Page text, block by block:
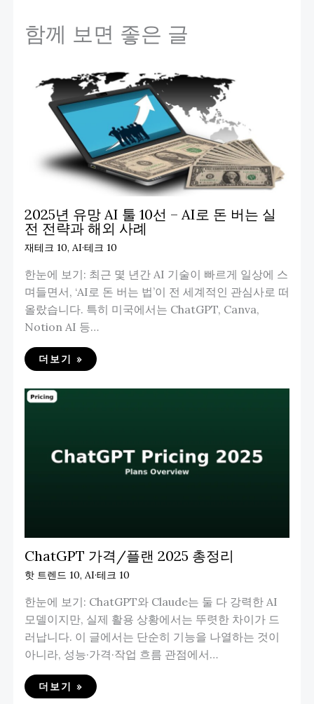
함께 보면 좋은 글
2025년 유망 AI 툴 10선 – AI로 돈 버는 실
전 전략과 해외 사례
재테크 10, AI·테크 10
한눈에 보기: 최근 몇 년간 AI 기술이 빠르게 일상에 스
며들면서, ‘AI로 돈 버는 법’이 전 세계적인 관심사로 떠
올랐습니다. 특히 미국에서는 ChatGPT, Canva,
Notion AI 등…
더보기 »
ChatGPT 가격/플랜 2025 총정리
핫 트렌드 10, AI·테크 10
한눈에 보기: ChatGPT와 Claude는 둘 다 강력한 AI
모델이지만, 실제 활용 상황에서는 뚜렷한 차이가 드
러납니다. 이 글에서는 단순히 기능을 나열하는 것이
아니라, 성능·가격·작업 흐름 관점에서…
더보기 »